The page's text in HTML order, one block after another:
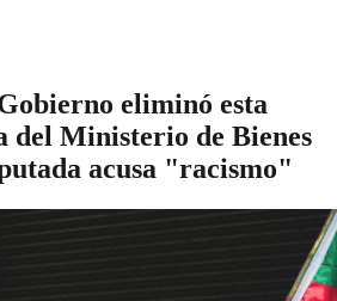
eliminó esta
del Ministerio de Bienes
acusa "racismo"